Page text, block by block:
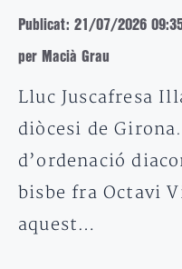
Publicat: 21/07/2026
per Macià Grau
Lluc Juscafresa
diòcesi de
d’ordenació
bisbe fra Octavi
aquest…